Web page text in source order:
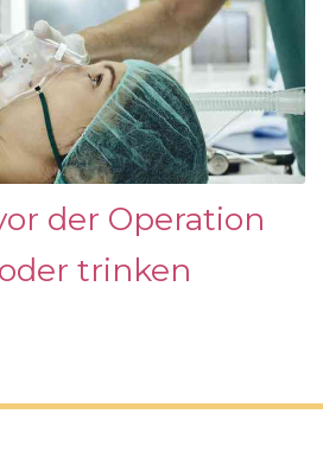
der Operation
trinken